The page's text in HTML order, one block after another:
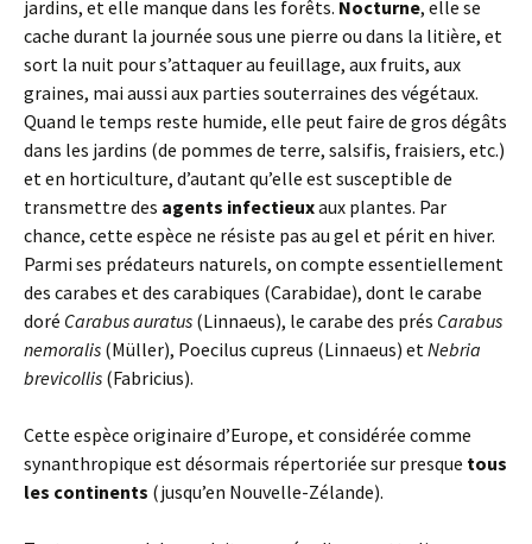
jardins, et elle manque dans les forêts. Nocturne, elle se
cache durant la journée sous une pierre ou dans la litière, et
sort la nuit pour s’attaquer au feuillage, aux fruits, aux
graines, mai aussi aux parties souterraines des végétaux.
Quand le temps reste humide, elle peut faire de gros dégâts
dans les jardins (de pommes de terre, salsifis, fraisiers, etc.)
et en horticulture, d’autant qu’elle est susceptible de
transmettre des agents infectieuxaux plantes. Par
chance, cette espèce ne résiste pas au gel et périt en hiver.
Parmi ses prédateurs naturels, on compte essentiellement
des carabes et des carabiques (Carabidae), dont le carabe
doré Carabus auratus (Linnaeus), le carabe des prés Carabus
nemoralis (Müller), Poecilus cupreus (Linnaeus) etNebria
brevicollis (Fabricius).
Cette espèce originaire d’Europe, et considérée comme
synanthropique est désormais répertoriée sur presque tous
les continents (jusqu’en Nouvelle-Zélande).